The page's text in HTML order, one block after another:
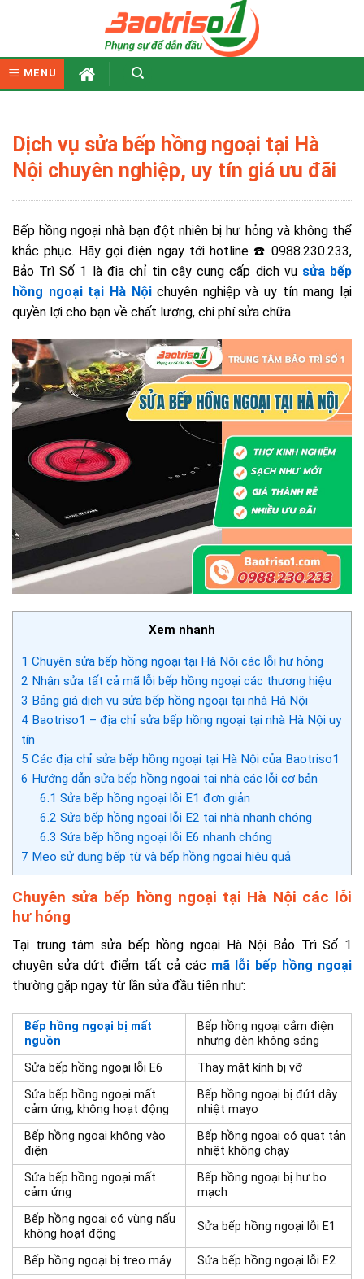
MENU
Dịch vụ sửa bếp hồng ngoại tại Hà
Nội chuyên nghiệp, uy tín giá ưu đãi
Bếp hồng ngoại nhà bạn đột nhiên bị hư hỏng và không thể
khắc phục. Hãy gọi điện ngay tới hotline ☎️ 0988.230.233,
Bảo Trì Số 1 là địa chỉ tin cậy cung cấp dịch vụ sửa bếp
hồng ngoại tại Hà Nộichuyên nghiệp và uy tín mang lại
quyền lợi cho bạn về chất lượng, chi phí sửa chữa.
Xem nhanh
1 Chuyên sửa bếp hồng ngoại tại Hà Nội các lỗi hư hỏng
2 Nhận sửa tất cả mã lỗi bếp hồng ngoại các thương hiệu
3 Bảng giá dịch vụ sửa bếp hồng ngoại tại nhà Hà Nội
4 Baotriso1 – địa chỉ sửa bếp hồng ngoại tại nhà Hà Nội uy
tín
5 Các địa chỉ sửa bếp hồng ngoại tại Hà Nội của Baotriso1
6 Hướng dẫn sửa bếp hồng ngoại tại nhà các lỗi cơ bản
6.1 Sửa bếp hồng ngoại lỗi E1 đơn giản
6.2 Sửa bếp hồng ngoại lỗi E2 tại nhà nhanh chóng
6.3 Sửa bếp hồng ngoại lỗi E6 nhanh chóng
7 Mẹo sử dụng bếp từ và bếp hồng ngoại hiệu quả
Chuyên sửa bếp hồng ngoại tại Hà Nội các lỗi
hư hỏng
Tại trung tâm sửa bếp hồng ngoại Hà Nội Bảo Trì Số 1
chuyên sửa dứt điểm tất cả các mã lỗi bếp hồng ngoại
thường gặp ngay từ lần sửa đầu tiên như:
Bếp hồng ngoại bị mất
nguồn
Bếp hồng ngoại cắm điện
nhưng đèn không sáng
Sửa bếp hồng ngoại lỗi E6
Thay mặt kính bị vỡ
Sửa bếp hồng ngoại mất
cảm ứng, không hoạt động
Bếp hồng ngoại bị đứt dây
nhiệt mayo
Bếp hồng ngoại không vào
điện
Bếp hồng ngoại có quạt tản
nhiệt không chạy
Sửa bếp hồng ngoại mất
cảm ứng
Bếp hồng ngoại bị hư bo
mạch
Bếp hồng ngoại có vùng nấu
không hoạt động
Sửa bếp hồng ngoại lỗi E1
Bếp hồng ngoại bị treo máy
Sửa bếp hồng ngoại lỗi E2